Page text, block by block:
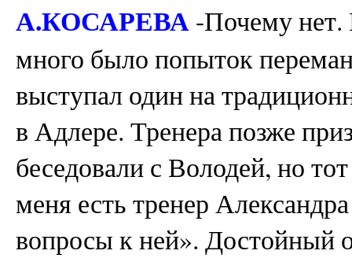
А.КОСАРЕВА-Почему нет.
много было попыток
выступал один на
в Адлере. Тренера позже
беседовали с Володей, но
меня есть тренер
вопросы к ней». Достойный